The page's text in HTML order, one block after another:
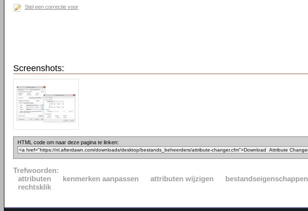
Stel een correctie voor
Screenshots:
HTML code om naar deze pagina te linken:
Trefwoorden:
attributen
kenmerken aanpassen attributen wijzigen
bestandseigenschappen
rechtsklik